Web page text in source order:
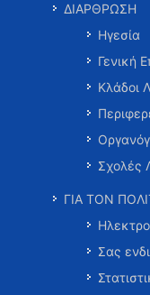
ΔΙΑΡΘΡΩΣΗ
Ηγεσία
Γενική
Κλάδοι
Σχολές
ΓΙΑ ΤΟΝ
Σας